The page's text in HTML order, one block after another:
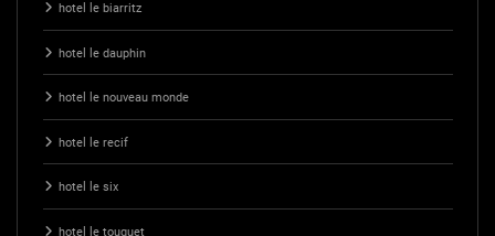
hotel le biarritz
hotel le dauphin
hotel le nouveau monde
hotel le recif
hotel le six
hotel le touquet